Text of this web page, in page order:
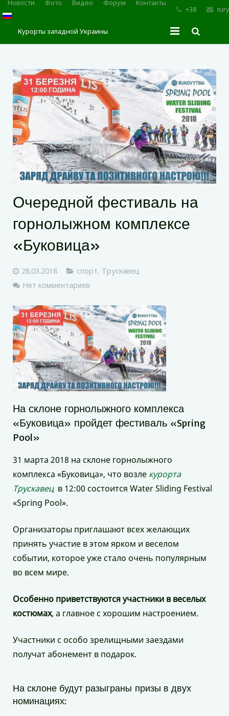
Новости Фото Видео Форум Контакты
+38
Курорты западной Украины
Трускавец
Сходница
Моршин
Карпаты
Очередной фестиваль на
горнолыжном комплексе
«Буковица»
28.03.2018 спорт, Трускавец
Нет комментариев
На склоне горнолыжного комплекса
«Буковица» пройдет фестиваль «Spring
Pool»
31 марта 2018 на склоне горнолыжного
комплекса «Буковица», что возле курорта
Трускавецв 12:00 состоится Water Sliding Festival
«Spring Pool».
Организаторы приглашают всех желающих
принять участие в этом ярком и веселом
событии, которое уже стало очень популярным
во всем мире.
Особенно приветствуются участники в веселых
костюмах, а главное с хорошим настроением.
Участники с особо зрелищными заездами
получат абонемент в подарок.
На склоне будут разыграны призы в двух
номинациях: